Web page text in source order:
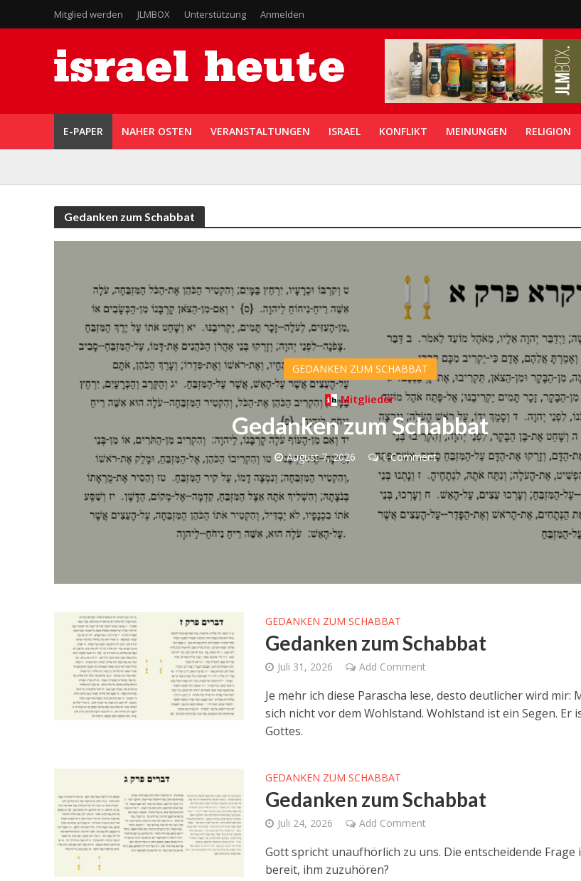
Mitglied werden JLMBOX Unterstützung Anmelden
E-PAPER NAHER OSTEN VERANSTALTUNGEN ISRAEL KONFLIKT MEINUNGEN RELIGION
Gedanken zum Schabbat
GEDANKEN ZUM SCHABBAT
Mitglieder
Gedanken zum Schabbat
August 7, 2026 1 Comment
GEDANKEN ZUM SCHABBAT
Gedanken zum Schabbat
Juli 31, 2026 Add Comment
Je mehr ich diese Parascha lese, desto deutlicher wird mir:
sich nicht vor dem Wohlstand. Wohlstand ist ein Segen. Er
Gottes.
GEDANKEN ZUM SCHABBAT
Gedanken zum Schabbat
Juli 24, 2026 Add Comment
Gott spricht unaufhörlich zu uns. Die entscheidende Frage
bereit, ihm zuzuhören?
Israel
Jenseits des